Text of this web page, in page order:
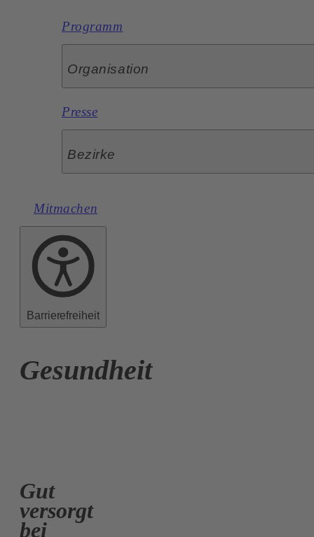
Programm
Organisation
Presse
Bezirke
Mitmachen
Barrierefreiheit
Gesundheit
Gut
versorgt
bei